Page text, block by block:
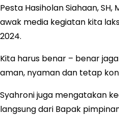
Pesta Hasiholan Siahaan,
awak media kegiatan kita
2024.
Kita harus benar – benar
aman, nyaman dan tetap
Syahroni juga mengatakan
langsung dari Bapak